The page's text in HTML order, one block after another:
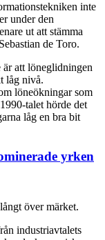
inte
under den
ut att stämma
de Toro.
att löneglidningen
låg nivå.
löneökningar som
talet hörde det
låg en bra bit
yrken
över märket.
industriavtalets